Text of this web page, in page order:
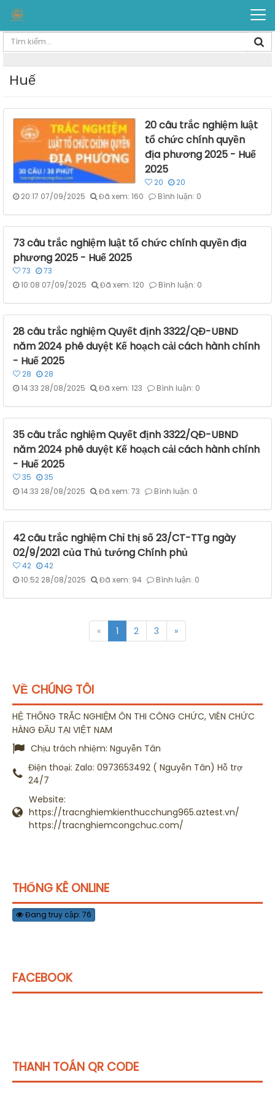
Huế
20 câu trắc nghiệm luật
tổ chức chính quyền
địa phương 2025 - Huế
2025
20
20
20:17 07/09/2025
Đã xem: 160 Bình luận: 0
73 câu trắc nghiệm luật tổ chức chính quyền địa
phương 2025 - Huế 2025
73
73
10:08 07/09/2025
Đã xem: 120 Bình luận: 0
28 câu trắc nghiệm Quyết định 3322/QĐ-UBND
năm 2024 phê duyệt Kế hoạch cải cách hành chính
- Huế 2025
28
28
14:33 28/08/2025
Đã xem: 123 Bình luận: 0
35 câu trắc nghiệm Quyết định 3322/QĐ-UBND
năm 2024 phê duyệt Kế hoạch cải cách hành chính
- Huế 2025
35
35
14:33 28/08/2025
Đã xem: 73 Bình luận: 0
42 câu trắc nghiệm Chỉ thị số 23/CT-TTg ngày
02/9/2021 của Thủ tướng Chính phủ
42
42
10:52 28/08/2025
Đã xem: 94 Bình luận: 0
« 1 2 3 »
VỀ CHÚNG TÔI
HỆ THỐNG TRẮC NGHIỆM ÔN THI CÔNG CHỨC, VIÊN CHỨC
HÀNG ĐẦU TẠI VIỆT NAM
Chịu trách nhiệm: Nguyễn Tân
Điện thoại: Zalo: 0973653492 ( Nguyễn Tân) Hỗ trợ
24/7
Website:
https://tracnghiemkienthucchung965.aztest.vn/
https://tracnghiemcongchuc.com/
THỐNG KÊ ONLINE
Đang truy cập: 76
FACEBOOK
THANH TOÁN QR CODE